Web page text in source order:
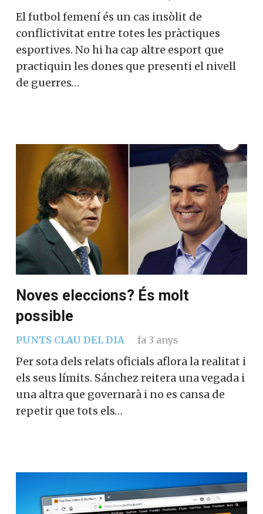
El futbol femení és un cas insòlit de
conflictivitat entre totes les pràctiques
esportives. No hi ha cap altre esport que
practiquin les dones que presenti el nivell
de guerres…
Noves eleccions? És molt
possible
realitat i els seus límits. Sánchez reitera
una vegada i una altra que governarà i no
es cansa de repetir que tots els…